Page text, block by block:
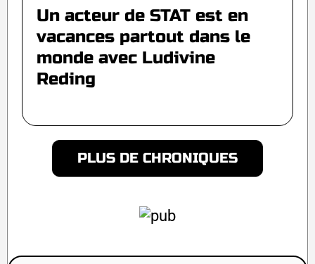
Un acteur de STAT est en
vacances partout dans le
monde avec Ludivine
Reding
PLUS DE CHRONIQUES